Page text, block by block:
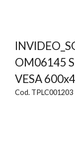
OM06145
VESA
Cod. TPLC001203